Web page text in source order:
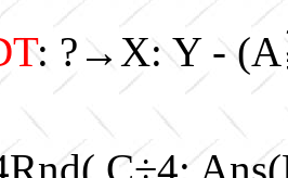
: ?→X: Y -